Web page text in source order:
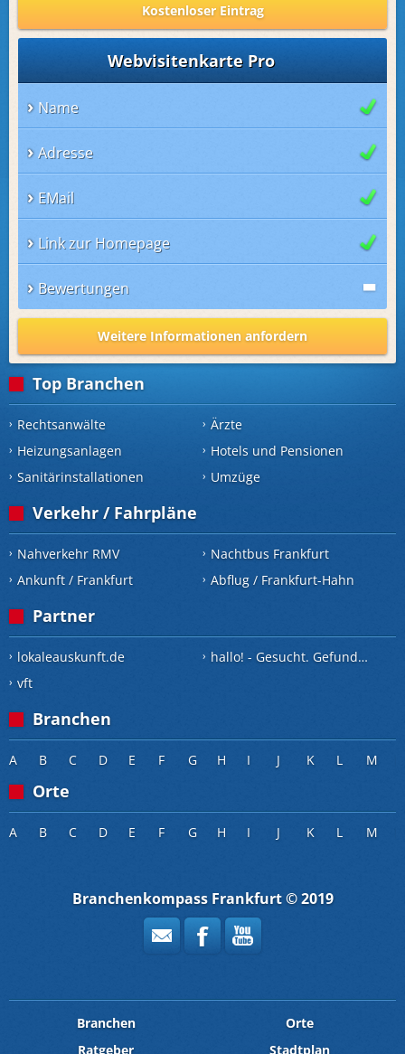
Kostenloser Eintrag
Webvisitenkarte Pro
Name
Adresse
EMail
Link zur Homepage
Bewertungen
Weitere Informationen anfordern
Top Branchen
Rechtsanwälte Ärzte
Heizungsanlagen
Hotels und Pensionen
Sanitärinstallationen
Umzüge
Verkehr / Fahrpläne
Nahverkehr RMV Nachtbus Frankfurt
Ankunft / Frankfurt
Abflug / Frankfurt-Hahn
Partner
lokaleauskunft.de hallo! - Gesucht. Gefunden.
vft
Branchen
A B C D E F G H I J K L M
Orte
A B C D E F G H I J K L M
Branchenkompass Frankfurt © 2019
Branchen
Orte
Ratgeber
Stadtplan